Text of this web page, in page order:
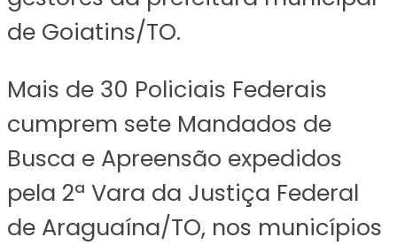
de Goiatins/TO.
Mais de 30 Policiais Federais
cumprem sete Mandados de
Busca e Apreensão expedidos
pela 2ª Vara da Justiça Federal
de Araguaína/TO, nos municípios